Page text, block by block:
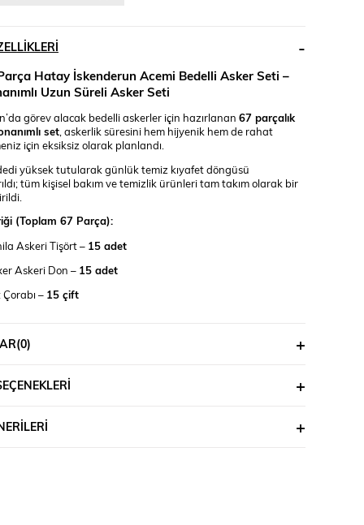
Hatay İskenderun Acemi Bedelli Asker Seti –
Uzun Süreli Asker Seti
görev alacak bedelli askerler için hazırlanan 67 parçalık
set , askerlik süresini hem hijyenik hem de rahat
için eksiksiz olarak planlandı.
yüksek tutularak günlük temiz kıyafet döngüsü
tüm kişisel bakım ve temizlik ürünleri tam takım olarak bir
(Toplam 67 Parça):
Askeri Tişört – 15 adet
Askeri Don – 15 adet
Çorabı – 15 çift
Havlusu
Tıraş Bıçağı
(0)